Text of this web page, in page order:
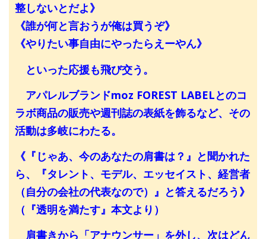
整しないとだよ》
《誰が何と言おうが俺は買うぞ》
《やりたい事自由にやったらえーやん》
といった応援も飛び交う。
アパレルブランドmoz FOREST LABELとのコ
ラボ商品の販売や週刊誌の表紙を飾るなど、その
活動は多岐にわたる。
《『じゃあ、今のあなたの肩書は？』と聞かれた
ら、『タレント、モデル、エッセイスト、経営者
（自分の会社の代表なので）』と答えるだろう》
（『透明を満たす』本文より）
肩書きから「アナウンサー」を外し、次はどん